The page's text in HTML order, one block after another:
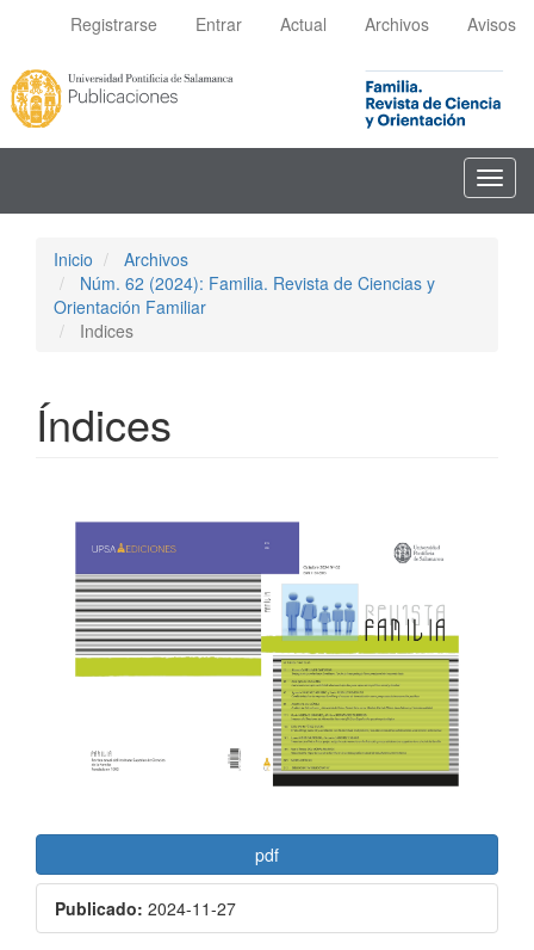
principal
principal
Barra
lateral
Registrarse Entrar Actual Archivos Avisos
Inicio
Archivos
Núm. 62 (2024): Familia. Revista de Ciencias y
Orientación Familiar
Indices
Índices
lateral
del
artículo
pdf
Publicado: 2024-11-27